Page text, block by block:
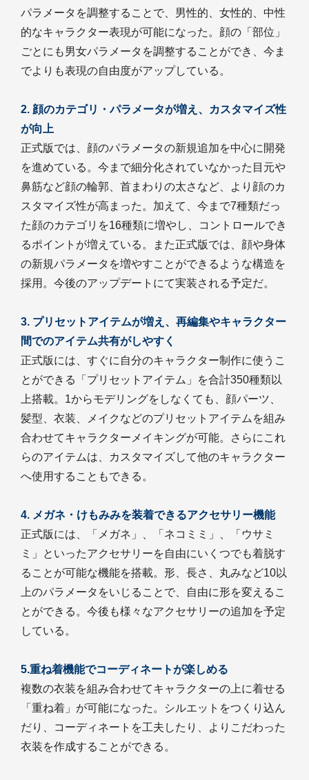
パラメータを調整することで、男性的、女性的、中性
的なキャラクター表現が可能になった。顔の「部位」
ごとにも男女パラメータを調整することができ、今ま
でよりも表現の自由度がアップしている。
2. 顔のカテゴリ・パラメータが増え、カスタマイズ性
が向上
正式版では、顔のパラメータの新規追加を中心に開発
を進めている。今まで細分化されていなかった目元や
鼻筋など顔の輪郭、首まわりの太さなど、より顔のカ
スタマイズ性が高まった。加えて、今まで7種類だっ
た顔のカテゴリを16種類に増やし、コントロールでき
るポイントが増えている。また正式版では、顔や身体
の新規パラメータを増やすことができるような構造を
採用。今後のアップデートにて実装される予定だ。
3. プリセットアイテムが増え、再編集やキャラクター
間でのアイテム共有がしやすく
正式版には、すぐに自分のキャラクター制作に使うこ
とができる「プリセットアイテム」を合計350種類以
上搭載。1からモデリングをしなくても、顔パーツ、
髪型、衣装、メイクなどのプリセットアイテムを組み
合わせてキャラクターメイキングが可能。さらにこれ
らのアイテムは、カスタマイズして他のキャラクター
へ使用することもできる。
4. メガネ・けもみみを装着できるアクセサリー機能
正式版には、「メガネ」、「ネコミミ」、「ウサミ
ミ」といったアクセサリーを自由にいくつでも着脱す
ることが可能な機能を搭載。形、長さ、丸みなど10以
上のパラメータをいじることで、自由に形を変えるこ
とができる。今後も様々なアクセサリーの追加を予定
している。
5.重ね着機能でコーディネートが楽しめる
複数の衣装を組み合わせてキャラクターの上に着せる
「重ね着」が可能になった。シルエットをつくり込ん
だり、コーディネートを工夫したり、よりこだわった
衣装を作成することができる。